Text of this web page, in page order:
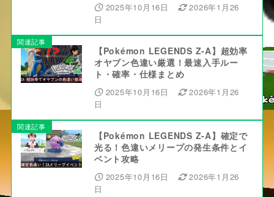
2025年10月16日
2026年1月26
日
関連記事
【Pokémon LEGENDS Z-A】超効率
オヤブン色違い厳選！最速入手ルー
ト・確率・仕様まとめ
2025年10月16日
2026年1月26
日
関連記事
【Pokémon LEGENDS Z-A】確定で
光る！色違いメリープの発生条件とイ
ベント攻略
2025年10月16日
2026年1月26
日